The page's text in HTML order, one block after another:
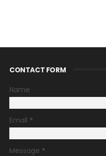
CONTACT FORM
Name
Email *
Message *